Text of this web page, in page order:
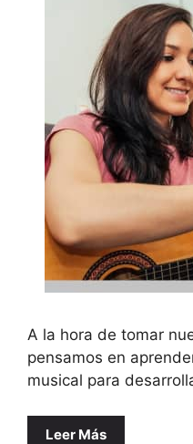
A la hora de tomar
pensamos en
musical para
Leer Más